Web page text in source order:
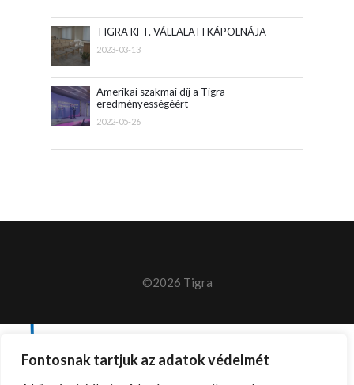
Fontosnak tartjuk az adatok védelmét
TIGRA KFT. VÁLLALATI KÁPOLNÁJA
2023-03-13
Amerikai szakmai díj a Tigra
eredményességéért
2022-05-26
©2026 Tigra